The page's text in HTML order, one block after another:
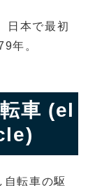
日本で最初
年。
車 (el
自転車の駆